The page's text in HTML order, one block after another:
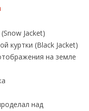
Jacket)
куртки (Black Jacket)
на земле
над